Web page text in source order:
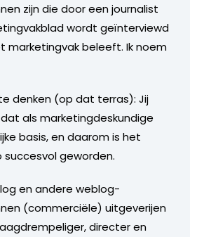
zijn die door een journalist
wordt geïnterviewd
marketingvak beleeft. Ik noem
denken (op dat terras): Jij
als marketingdeskundige
basis, en daarom is het
succesvol geworden.
en andere weblog-
(commerciële) uitgeverijen
directer en